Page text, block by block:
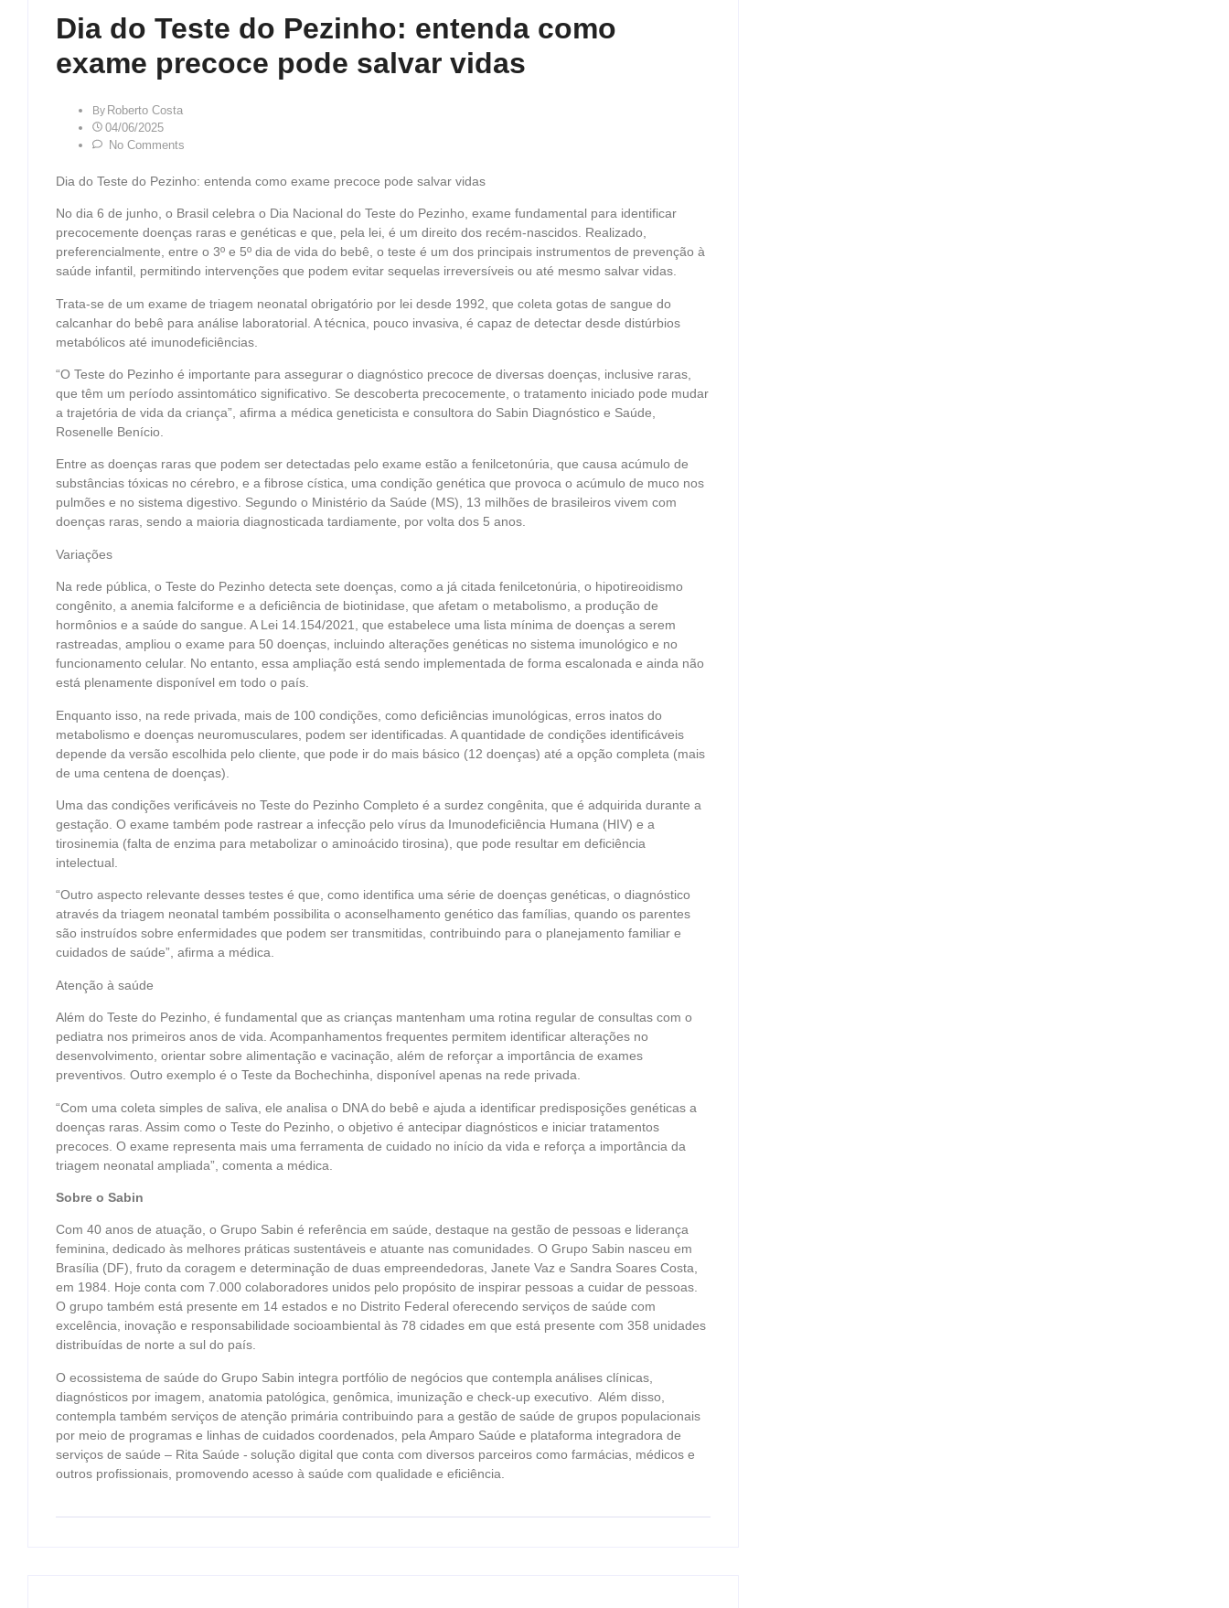
Dia do Teste do Pezinho: entenda como
exame precoce pode salvar vidas
By Roberto Costa
04/06/2025
No Comments
Dia do Teste do Pezinho: entenda como exame precoce pode salvar vidas
No dia 6 de junho, o Brasil celebra o Dia Nacional do Teste do Pezinho, exame fundamental para identificar
precocemente doenças raras e genéticas e que, pela lei, é um direito dos recém-nascidos. Realizado,
preferencialmente, entre o 3º e 5º dia de vida do bebê, o teste é um dos principais instrumentos de prevenção à
saúde infantil, permitindo intervenções que podem evitar sequelas irreversíveis ou até mesmo salvar vidas.
Trata-se de um exame de triagem neonatal obrigatório por lei desde 1992, que coleta gotas de sangue do
calcanhar do bebê para análise laboratorial. A técnica, pouco invasiva, é capaz de detectar desde distúrbios
metabólicos até imunodeficiências.
“O Teste do Pezinho é importante para assegurar o diagnóstico precoce de diversas doenças, inclusive raras,
que têm um período assintomático significativo. Se descoberta precocemente, o tratamento iniciado pode mudar
a trajetória de vida da criança”, afirma a médica geneticista e consultora do Sabin Diagnóstico e Saúde,
Rosenelle Benício.
Entre as doenças raras que podem ser detectadas pelo exame estão a fenilcetonúria, que causa acúmulo de
substâncias tóxicas no cérebro, e a fibrose cística, uma condição genética que provoca o acúmulo de muco nos
pulmões e no sistema digestivo. Segundo o Ministério da Saúde (MS), 13 milhões de brasileiros vivem com
doenças raras, sendo a maioria diagnosticada tardiamente, por volta dos 5 anos.
Variações
Na rede pública, o Teste do Pezinho detecta sete doenças, como a já citada fenilcetonúria, o hipotireoidismo
congênito, a anemia falciforme e a deficiência de biotinidase, que afetam o metabolismo, a produção de
hormônios e a saúde do sangue. A Lei 14.154/2021, que estabelece uma lista mínima de doenças a serem
rastreadas, ampliou o exame para 50 doenças, incluindo alterações genéticas no sistema imunológico e no
funcionamento celular. No entanto, essa ampliação está sendo implementada de forma escalonada e ainda não
está plenamente disponível em todo o país.
Enquanto isso, na rede privada, mais de 100 condições, como deficiências imunológicas, erros inatos do
metabolismo e doenças neuromusculares, podem ser identificadas. A quantidade de condições identificáveis
depende da versão escolhida pelo cliente, que pode ir do mais básico (12 doenças) até a opção completa (mais
de uma centena de doenças).
Uma das condições verificáveis no Teste do Pezinho Completo é a surdez congênita, que é adquirida durante a
gestação. O exame também pode rastrear a infecção pelo vírus da Imunodeficiência Humana (HIV) e a
tirosinemia (falta de enzima para metabolizar o aminoácido tirosina), que pode resultar em deficiência
intelectual.
“Outro aspecto relevante desses testes é que, como identifica uma série de doenças genéticas, o diagnóstico
através da triagem neonatal também possibilita o aconselhamento genético das famílias, quando os parentes
são instruídos sobre enfermidades que podem ser transmitidas, contribuindo para o planejamento familiar e
cuidados de saúde”, afirma a médica.
Atenção à saúde
Além do Teste do Pezinho, é fundamental que as crianças mantenham uma rotina regular de consultas com o
pediatra nos primeiros anos de vida. Acompanhamentos frequentes permitem identificar alterações no
desenvolvimento, orientar sobre alimentação e vacinação, além de reforçar a importância de exames
preventivos. Outro exemplo é o Teste da Bochechinha, disponível apenas na rede privada.
“Com uma coleta simples de saliva, ele analisa o DNA do bebê e ajuda a identificar predisposições genéticas a
doenças raras. Assim como o Teste do Pezinho, o objetivo é antecipar diagnósticos e iniciar tratamentos
precoces. O exame representa mais uma ferramenta de cuidado no início da vida e reforça a importância da
triagem neonatal ampliada”, comenta a médica.
Sobre o Sabin
Com 40 anos de atuação, o Grupo Sabin é referência em saúde, destaque na gestão de pessoas e liderança
feminina, dedicado às melhores práticas sustentáveis e atuante nas comunidades. O Grupo Sabin nasceu em
Brasília (DF), fruto da coragem e determinação de duas empreendedoras, Janete Vaz e Sandra Soares Costa,
em 1984. Hoje conta com 7.000 colaboradores unidos pelo propósito de inspirar pessoas a cuidar de pessoas.
O grupo também está presente em 14 estados e no Distrito Federal oferecendo serviços de saúde com
excelência, inovação e responsabilidade socioambiental às 78 cidades em que está presente com 358 unidades
distribuídas de norte a sul do país.
O ecossistema de saúde do Grupo Sabin integra portfólio de negócios que contempla análises clínicas,
diagnósticos por imagem, anatomia patológica, genômica, imunização e check-up executivo. Além disso,
contempla também serviços de atenção primária contribuindo para a gestão de saúde de grupos populacionais
por meio de programas e linhas de cuidados coordenados, pela Amparo Saúde e plataforma integradora de
serviços de saúde – Rita Saúde - solução digital que conta com diversos parceiros como farmácias, médicos e
outros profissionais, promovendo acesso à saúde com qualidade e eficiência.